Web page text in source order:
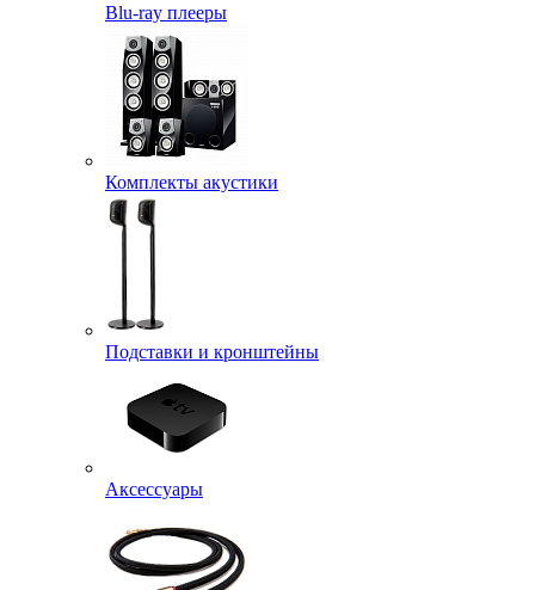
Blu-ray плееры
Комплекты акустики
Подставки и кронштейны
Аксессуары